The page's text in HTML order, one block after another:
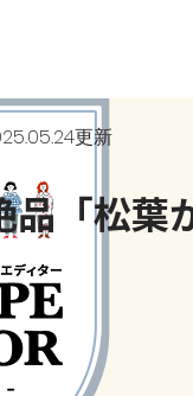
更新
品「松葉
発見